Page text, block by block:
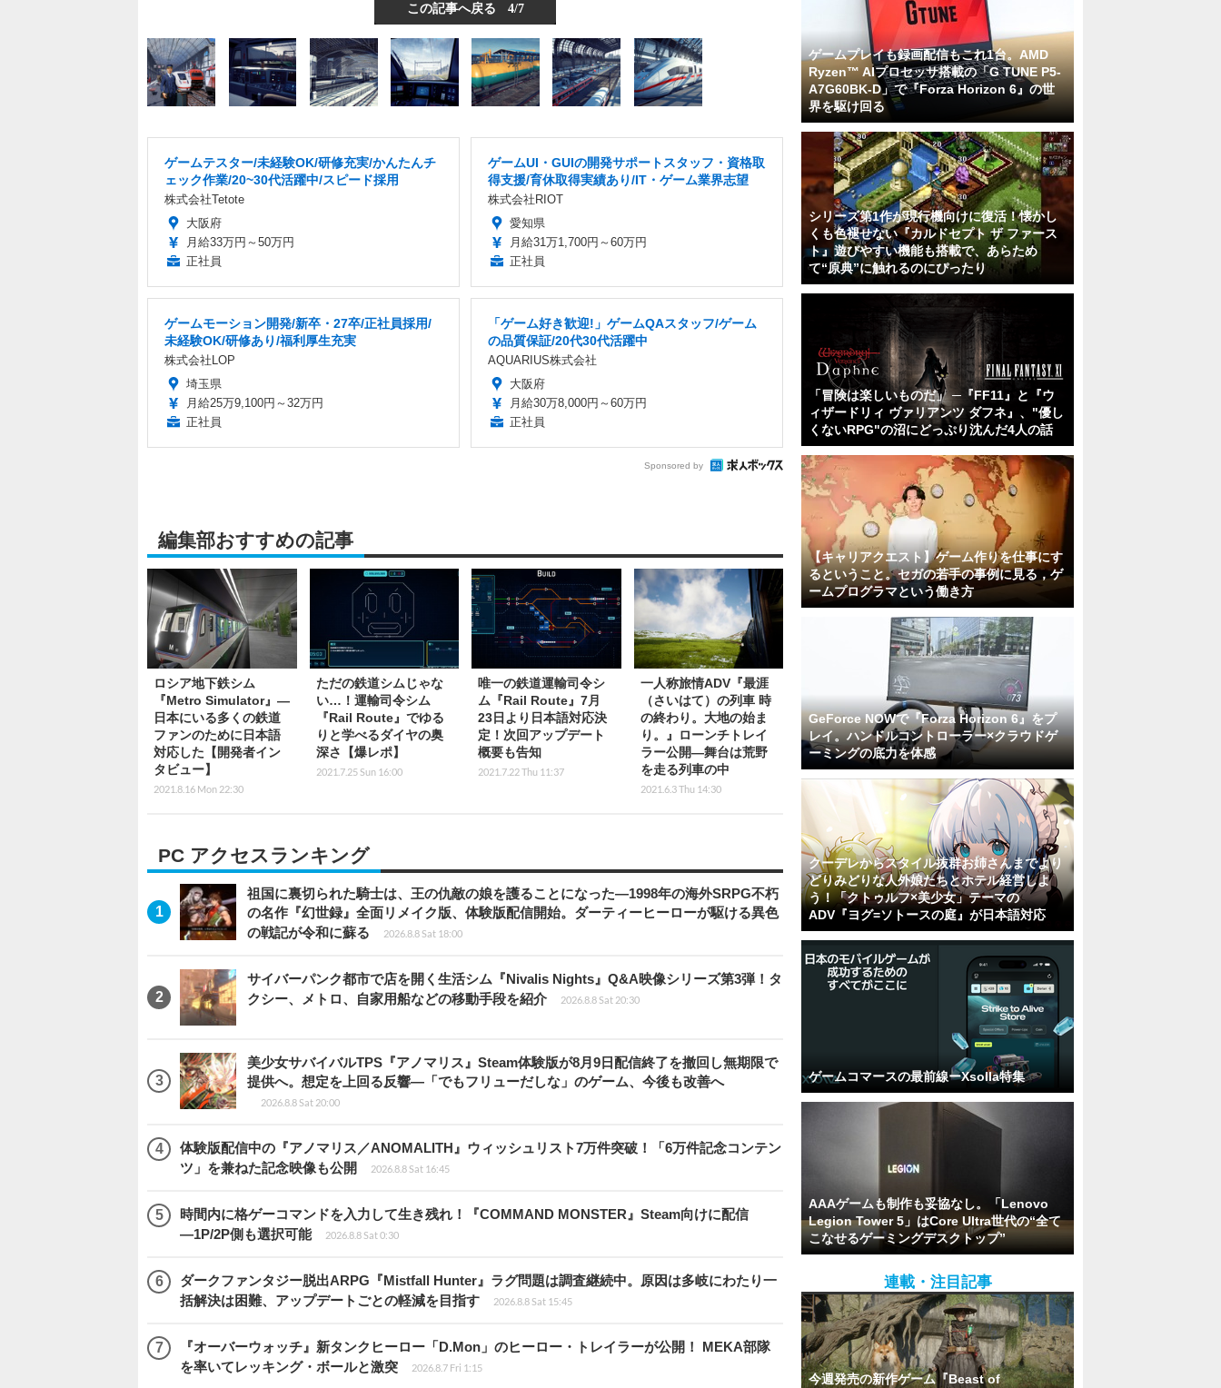
この記事へ戻る 4/7
ゲームテスター/未経験OK/研修充実/かんたんチ
ェック作業/20~30代活躍中/スピード採用
株式会社Tetote
大阪府
月給33万円～50万円
正社員
ゲームUI・GUIの開発サポートスタッフ・資格取
得支援/育休取得実績あり/IT・ゲーム業界志望
株式会社RIOT
愛知県
月給31万1,700円～60万円
正社員
ゲームモーション開発/新卒・27卒/正社員採用/
未経験OK/研修あり/福利厚生充実
株式会社LOP
埼玉県
月給25万9,100円～32万円
正社員
「ゲーム好き歓迎!」ゲームQAスタッフ/ゲーム
の品質保証/20代30代活躍中
AQUARIUS株式会社
大阪府
月給30万8,000円～60万円
正社員
Sponsored by
編集部おすすめの記事
ロシア地下鉄シム
『Metro Simulator』―
日本にいる多くの鉄道
ファンのために日本語
対応した【開発者イン
タビュー】
2021.8.16 Mon 22:30
ただの鉄道シムじゃな
い…！運輸司令シム
『Rail Route』でゆる
りと学べるダイヤの奥
深さ【爆レポ】
2021.7.25 Sun 16:00
唯一の鉄道運輸司令シ
ム『Rail Route』7月
23日より日本語対応決
定！次回アップデート
概要も告知
2021.7.22 Thu 11:37
一人称旅情ADV『最涯
（さいはて）の列車 時
の終わり。大地の始ま
り。』ローンチトレイ
ラー公開―舞台は荒野
を走る列車の中
2021.6.3 Thu 14:30
PC アクセスランキング
祖国に裏切られた騎士は、王の仇敵の娘を護ることになった―1998年の海外SRPG不朽
の名作『幻世録』全面リメイク版、体験版配信開始。ダーティーヒーローが駆ける異色
の戦記が令和に蘇る
2026.8.8 Sat 18:00
サイバーパンク都市で店を開く生活シム『Nivalis Nights』Q&A映像シリーズ第3弾！タ
クシー、メトロ、自家用船などの移動手段を紹介
2026.8.8 Sat 20:30
美少女サバイバルTPS『アノマリス』Steam体験版が8月9日配信終了を撤回し無期限で
提供へ。想定を上回る反響―「でもフリューだしな」のゲーム、今後も改善へ
2026.8.8 Sat 20:00
体験版配信中の『アノマリス／ANOMALITH』ウィッシュリスト7万件突破！「6万件記念コンテン
ツ」を兼ねた記念映像も公開
2026.8.8 Sat 16:45
時間内に格ゲーコマンドを入力して生き残れ！『COMMAND MONSTER』Steam向けに配信
―1P/2P側も選択可能
2026.8.8 Sat 0:30
ダークファンタジー脱出ARPG『Mistfall Hunter』ラグ問題は調査継続中。原因は多岐にわたり一
括解決は困難、アップデートごとの軽減を目指す
2026.8.8 Sat 15:45
『オーバーウォッチ』新タンクヒーロー「D.Mon」のヒーロー・トレイラーが公開！ MEKA部隊
を率いてレッキング・ボールと激突
2026.8.7 Fri 1:15
ゲームプレイも録画配信もこれ1台。AMD
Ryzen™ AIプロセッサ搭載の「G TUNE P5-
A7G60BK-D」で『Forza Horizon 6』の世
界を駆け回る
シリーズ第1作が現行機向けに復活！懐かし
くも色褪せない『カルドセプト ザ ファース
ト』遊びやすい機能も搭載で、あらため
て“原典”に触れるのにぴったり
「冒険は楽しいものだ」 ─『FF11』と『ウ
ィザードリィ ヴァリアンツ ダフネ』、"優し
くないRPG"の沼にどっぷり沈んだ4人の話
【キャリアクエスト】ゲーム作りを仕事にす
るということ。セガの若手の事例に見る，ゲ
ームプログラマという働き方
GeForce NOWで『Forza Horizon 6』をプ
レイ。ハンドルコントローラー×クラウドゲ
ーミングの底力を体感
クーデレからスタイル抜群お姉さんまでより
どりみどりな人外娘たちとホテル経営しよ
う！「クトゥルフ×美少女」テーマの
ADV『ヨグ=ソトースの庭』が日本語対応
ゲームコマースの最前線ーXsolla特集
AAAゲームも制作も妥協なし。「Lenovo
Legion Tower 5」はCore Ultra世代の“全て
こなせるゲーミングデスクトップ”
連載・注目記事
今週発売の新作ゲーム『Beast of